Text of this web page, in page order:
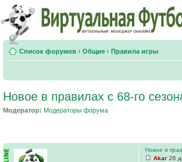
Список форумов ‹ Общие ‹ Правила игры
Новое в правилах с 68-го
Модератор: Модераторы форума
Новое в
Akar 26